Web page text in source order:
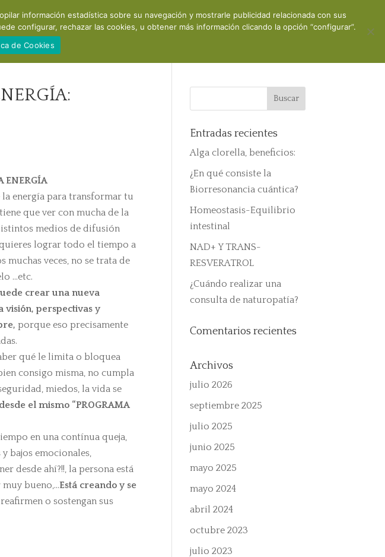
Productos Recomendaciones Contacto Mi cuenta
ENERGÍA
energía para transformar tu
que ver con mucha de la
medios de difusión
lograr todo el tiempo a
veces, no se trata de
…etc.
crear una nueva
visión, perspectivas y
porque eso precisamente
qué le limita o bloquea
consigo misma, no cumpla
miedos, la vida se
el mismo “PROGRAMA
en una contínua queja,
bajos emocionales,
desde ahí?!!, la persona está
muy bueno,…Está creando y se
o sostengan sus
Entradas recientes
Alga clorella, beneficios:
¿En qué consiste la
Biorresonancia cuántica?
Homeostasis-Equilibrio
intestinal
NAD+ Y TRANS-
RESVERATROL
¿Cuándo realizar una
consulta de naturopatía?
Comentarios recientes
Archivos
julio 2026
septiembre 2025
julio 2025
junio 2025
mayo 2025
mayo 2024
abril 2024
octubre 2023
julio 2023
información estadística sobre su navegación y mostrarle publicidad relacionada con sus
configurar, rechazar las cookies, u obtener más información clicando la opción “configurar”.
de Cookies